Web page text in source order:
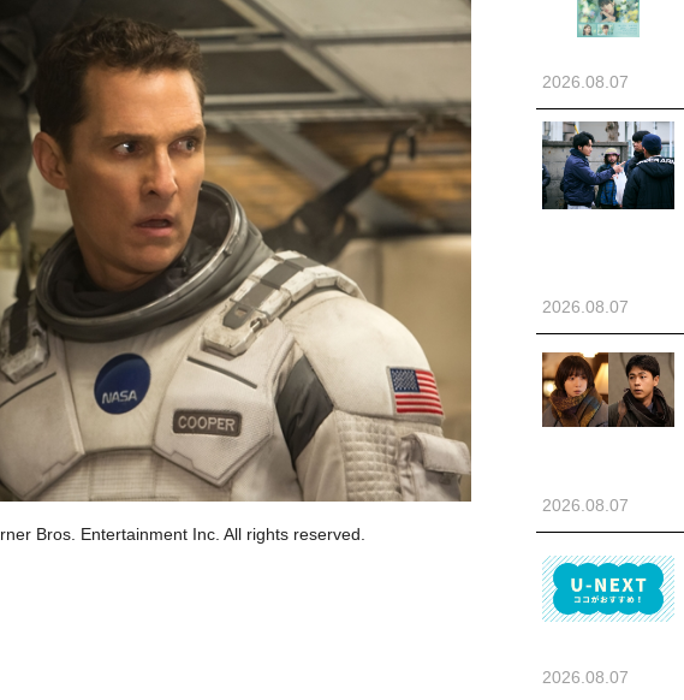
Bros. Entertainment Inc. All rights reserved.
2026.08.07
2026.08.07
2026.08.07
2026.08.07